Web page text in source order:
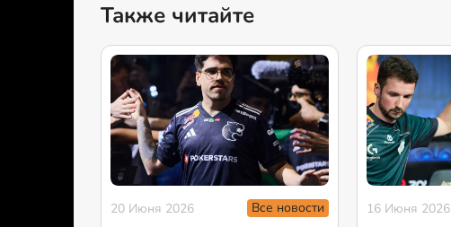
Также читайте
20 Июня 2026 Все новости 16 Июня 2026